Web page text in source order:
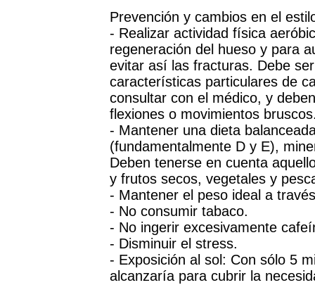
Prevención y cambios en el
- Realizar actividad física
regeneración del hueso y para
evitar así las fracturas. Debe
características particulares de
consultar con el médico, y
flexiones o movimientos
- Mantener una dieta
(fundamentalmente D y E),
Deben tenerse en cuenta
y frutos secos, vegetales y
- Mantener el peso ideal a
- No consumir tabaco.
- No ingerir excesivamente
- Disminuir el stress.
- Exposición al sol: Con sólo 5
alcanzaría para cubrir la